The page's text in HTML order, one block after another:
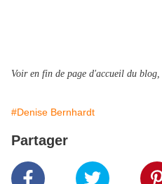
Voir en fin de page d'accueil du
#Denise Bernhardt
Partager